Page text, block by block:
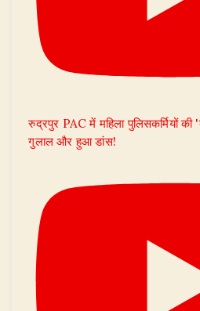
रुद्रपुर PAC में महिला पुलिसकर्मियों
गुलाल और हुआ डांस!